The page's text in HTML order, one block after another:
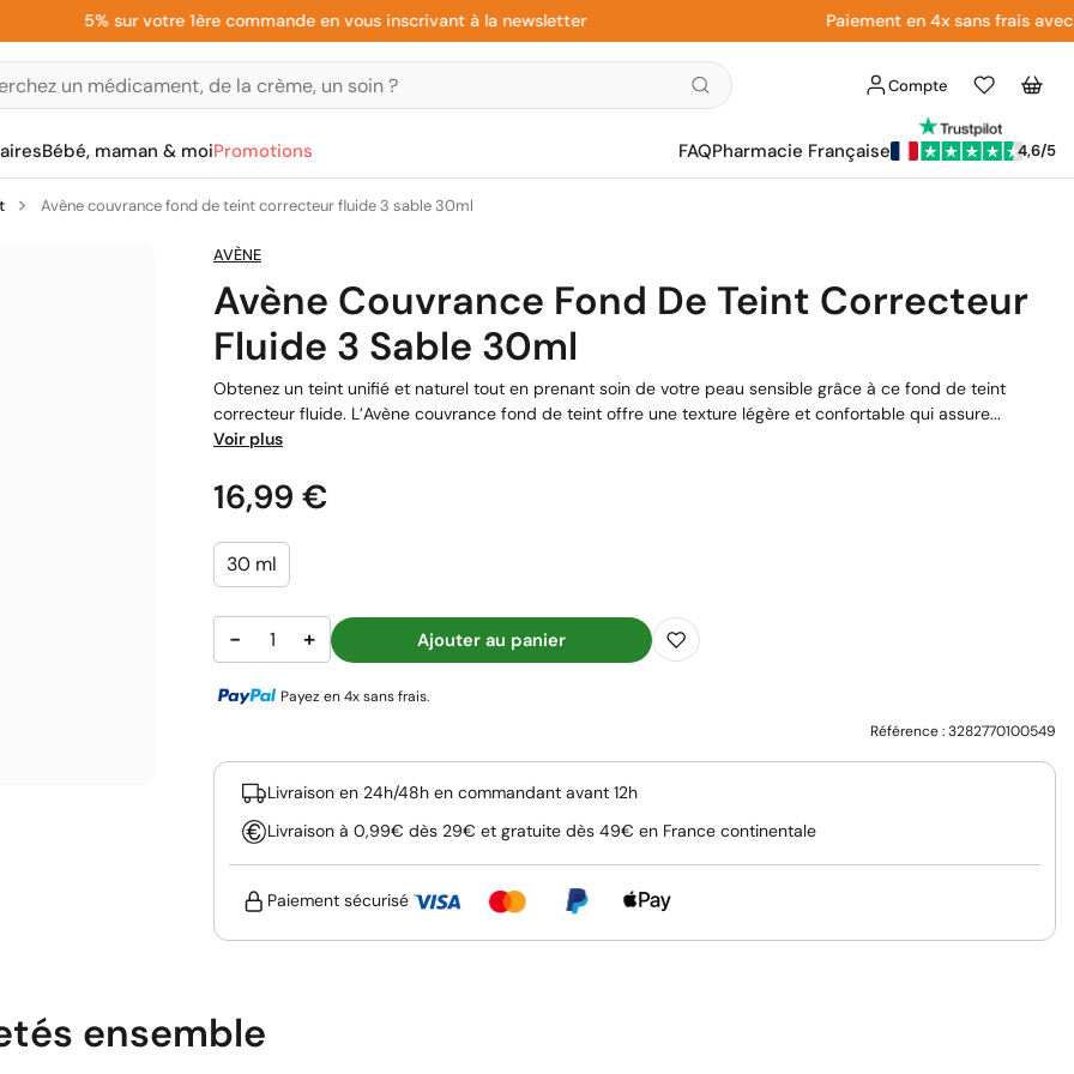
5% sur votre 1ère commande en vous inscrivant à la newsletter Paiement en 4x sans frais avec
Compte
Liste
d'envies
Panier
Bébé, maman & moiPromotions FAQPharmacie Française 4,6/5
Avène couvrance fond de teint correcteur fluide 3 sable 30ml
AVÈNE
Avène Couvrance Fond De Teint Correcteur
Fluide 3 Sable 30ml
Obtenez un teint unifié et naturel tout en prenant soin de votre peau sensible grâce à ce fond de teint
correcteur fluide. L’Avène couvrance fond de teint offre une texture légère et confortable qui assure...
Voir plus
Prix
16,99 €
30 ml
− + Ajouter au panier
Payez en 4x sans frais.
Référence :3282770100549
Livraison en 24h/48h en commandant avant 12h
Livraison à 0,99€ dès 29€ et gratuite dès 49€ en France continentale
Paiement sécurisé
ensemble